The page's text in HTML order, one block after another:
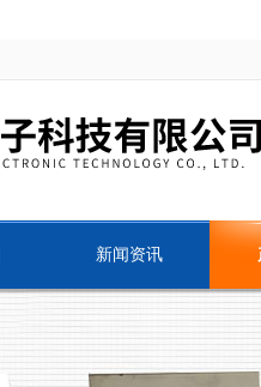
新闻资讯